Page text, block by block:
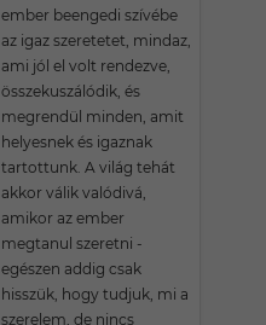
ember beengedi szívébe
az igaz szeretetet, mindaz,
ami jól el volt rendezve,
összekuszálódik, és
megrendül minden, amit
helyesnek és igaznak
tartottunk. A világ tehát
akkor válik valódivá,
amikor az ember
megtanul szeretni -
egészen addig csak
hisszük, hogy tudjuk, mi a
szerelem, de nincs